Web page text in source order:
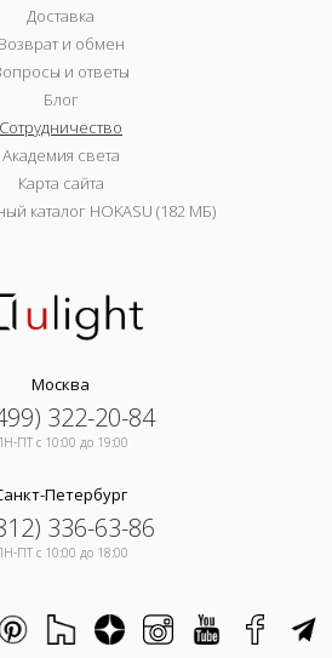
Доставка
Возврат и обмен
и ответы
Блог
Сотрудничество
Академия света
Карта сайта
каталог HOKASU (182 МБ)
Москва
322-20-84
ПТ c 10:00 до 19:00
Петербург
336-63-86
ПТ c 10:00 до 18:00